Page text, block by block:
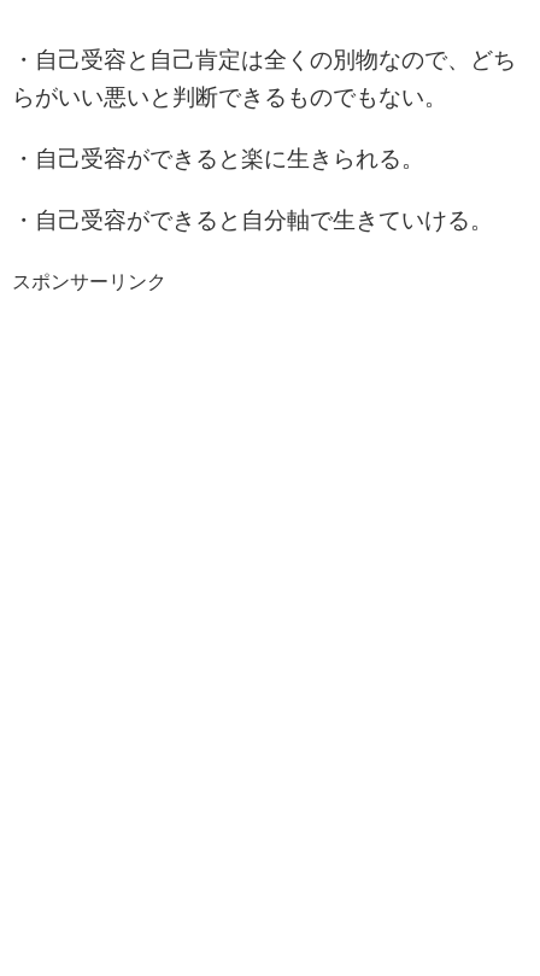
・自己受容と自己肯定は全くの別物なので、どち
らがいい悪いと判断できるものでもない。
・自己受容ができると楽に生きられる。
・自己受容ができると自分軸で生きていける。
スポンサーリンク